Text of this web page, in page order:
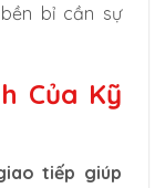
bỉ cần sự
Của Kỹ
tiếp giúp